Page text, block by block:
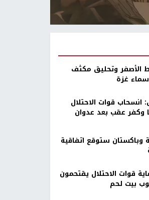
الأصفر وتحليق مكثف
غزة
قوات الاحتلال
وكفر عقب بعد عدوان
وباكستان ستوقع اتفاقية
قوات الاحتلال يقتحمون
بيت لحم